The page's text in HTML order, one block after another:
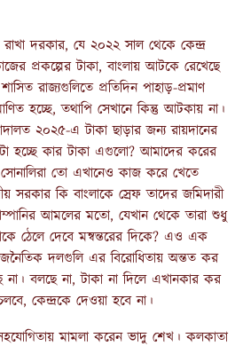
দরকার, যে ২০২২ সাল থেকে কেন্দ্র
প্রকল্পের টাকা, বাংলায় আটকে রেখেছে
রাজ্যগুলিতে প্রতিদিন পাহাড়-প্রমাণ
হচ্ছে, তথাপি সেখানে কিন্তু আটকায় না।
২০২৫-এ টাকা ছাড়ার জন্য রায়দানের
হচ্ছে কার টাকা এগুলো? আমাদের করের
তো এখানেও কাজ করে খেতে
সরকার কি বাংলাকে স্রেফ তাদের জমিদারী
আমলের মতো, যেখান থেকে তারা শুধু
ঠেলে দেবে মন্বন্তরের দিকে? এও এক
দলগুলি এর বিরোধিতায় অন্তত কর
বলছে না, টাকা না দিলে এখানকার কর
কেন্দ্রকে দেওয়া হবে না।
মামলা করেন ভাদু শেখ। কলকাতা